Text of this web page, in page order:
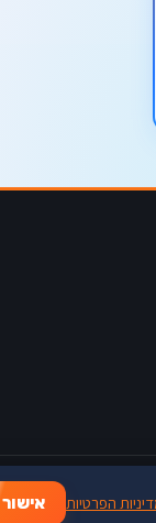
הפרטיות אישור